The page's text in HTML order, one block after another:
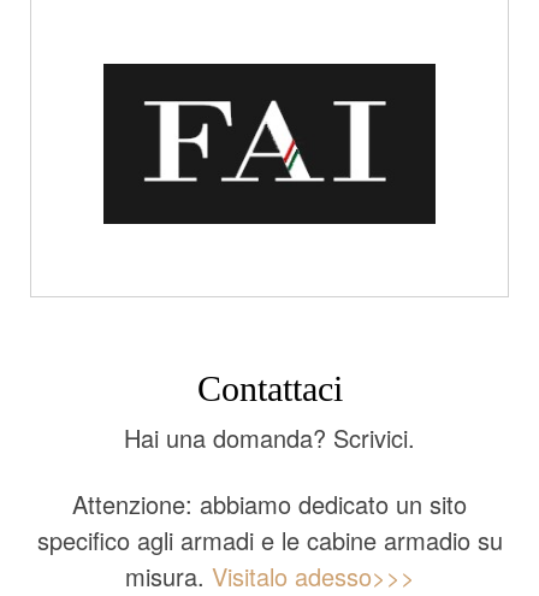
Contattaci
Hai una domanda? Scrivici.
Attenzione: abbiamo dedicato un sito
specifico agli armadi e le cabine armadio su
misura. Visitalo adesso>>>